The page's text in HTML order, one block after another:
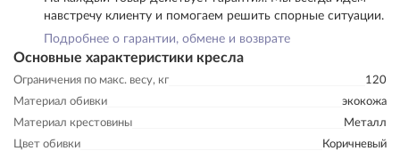
Основные характеристики кресла
Ограничения по макс. весу, кг
120
Материал обивки
экокожа
Материал крестовины
Металл
Цвет обивки
Коричневый
навстречу клиенту и помогаем решить спорные ситуации.
Подробнее о гарантии, обмене и возврате